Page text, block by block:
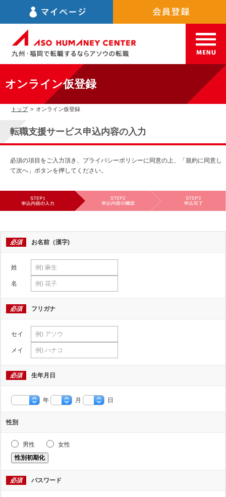
オンライン仮登録
トップ > オンライン仮登録
転職支援サービス申込内容の入力
必須の項目をご入力頂き、プライバシーポリシーに同意の上、「規約に同意し
て次へ」ボタンを押してください。
必須 お名前（漢字)
姓
名
必須 フリガナ
セイ
メイ
必須 生年月日
年 月 日
性別
男性
女性
性別初期化
必須 パスワード